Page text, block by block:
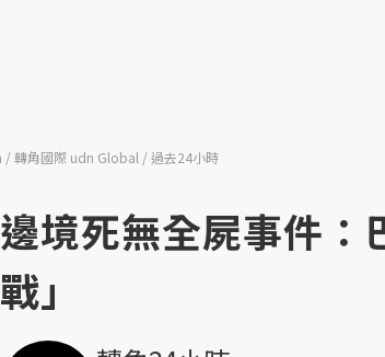
轉角國際 udn Global 過去24小時
邊境死無全屍事件：
戰」